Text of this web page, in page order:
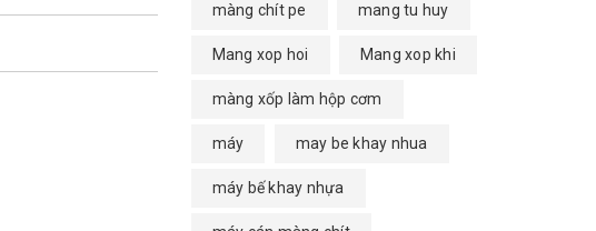
màng chít pe mang tu huy
Mang xop hoi Mang xop khi
màng xốp làm hộp cơm
máy may be khay nhua
máy bế khay nhựa